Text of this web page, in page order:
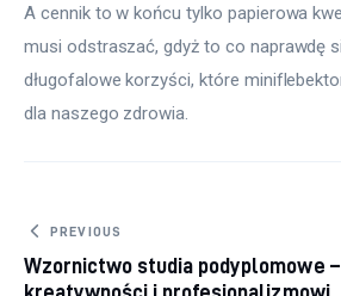
A cennik to w końcu tylko papierowa
musi odstraszać, gdyż to co naprawdę
długofalowe korzyści, które
dla naszego zdrowia.
Nawigacja wpisu
PREVIOUS
Wzornictwo studia podyplomowe